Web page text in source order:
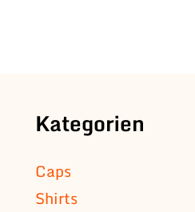
Kategorien
Caps
Shirts